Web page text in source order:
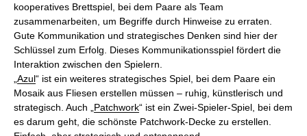
kooperatives Brettspiel, bei dem Paare als Team
zusammenarbeiten, um Begriffe durch Hinweise zu erraten.
Gute Kommunikation und strategisches Denken sind hier der
Schlüssel zum Erfolg. Dieses Kommunikationsspiel fördert die
Interaktion zwischen den Spielern.
Azul“ ist ein weiteres strategisches Spiel, bei dem Paare ein
Mosaik aus Fliesen erstellen müssen – ruhig, künstlerisch und
strategisch. Auch „ Patchwork“ ist ein Zwei-Spieler-Spiel, bei dem
es darum geht, die schönste Patchwork-Decke zu erstellen.